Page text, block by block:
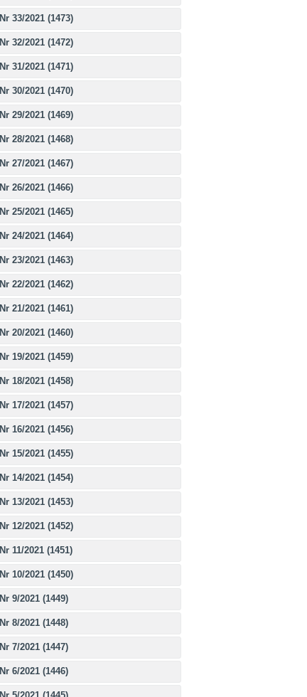
Nr 33/2021 (1473)
Nr 32/2021 (1472)
Nr 31/2021 (1471)
Nr 30/2021 (1470)
Nr 29/2021 (1469)
Nr 28/2021 (1468)
Nr 27/2021 (1467)
Nr 26/2021 (1466)
Nr 25/2021 (1465)
Nr 24/2021 (1464)
Nr 23/2021 (1463)
Nr 22/2021 (1462)
Nr 21/2021 (1461)
Nr 20/2021 (1460)
Nr 19/2021 (1459)
Nr 18/2021 (1458)
Nr 17/2021 (1457)
Nr 16/2021 (1456)
Nr 15/2021 (1455)
Nr 14/2021 (1454)
Nr 13/2021 (1453)
Nr 12/2021 (1452)
Nr 11/2021 (1451)
Nr 10/2021 (1450)
Nr 9/2021 (1449)
Nr 8/2021 (1448)
Nr 7/2021 (1447)
Nr 6/2021 (1446)